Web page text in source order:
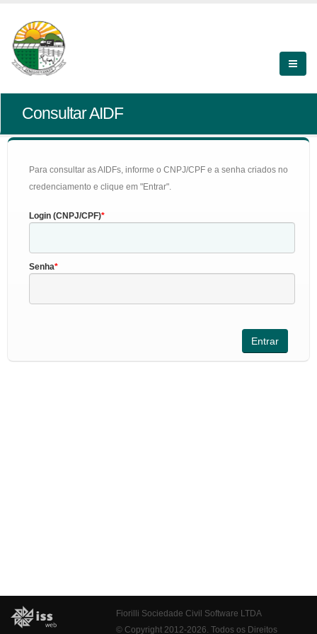
Consultar AIDF
Para consultar as AIDFs, informe o CNPJ/CPF e a senha criados no
credenciamento e clique em "Entrar".
Login (CNPJ/CPF)
Senha
Fiorilli Sociedade Civil Software LTDA
© Copyright 2012-2026. Todos os Direitos